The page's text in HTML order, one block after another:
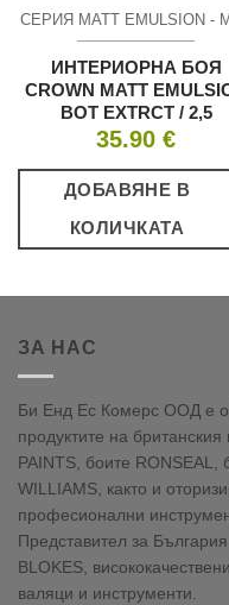
СЕРИЯ MATT EMULSION -
ИНТЕРИОРНА БОЯ
CROWN MATT
BOT EXTRCT / 2,5
35.90 €
ДОБАВЯНЕ В
КОЛИЧКАТА
ЗА НАС
Би Енд Ес Комерс ООД е
продуктите на
PAINTS, боите RONSEAL,
WILLIAMS, както и
професионални
Представител за
BLOKES,
валяци и инструменти.